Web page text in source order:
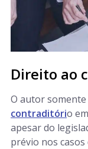
Direito ao
O autor
contraditório
apesar do
prévio nos